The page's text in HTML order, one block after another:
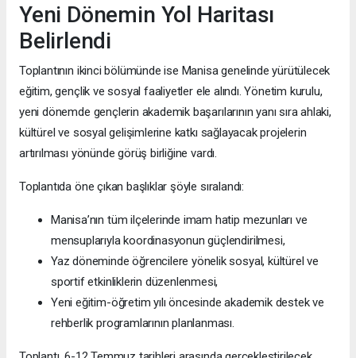
Yeni Dönemin Yol Haritası
Belirlendi
Toplantının ikinci bölümünde ise Manisa genelinde yürütülecek
eğitim, gençlik ve sosyal faaliyetler ele alındı. Yönetim kurulu,
yeni dönemde gençlerin akademik başarılarının yanı sıra ahlaki,
kültürel ve sosyal gelişimlerine katkı sağlayacak projelerin
artırılması yönünde görüş birliğine vardı.
Toplantıda öne çıkan başlıklar şöyle sıralandı:
Manisa’nın tüm ilçelerinde imam hatip mezunları ve
mensuplarıyla koordinasyonun güçlendirilmesi,
Yaz döneminde öğrencilere yönelik sosyal, kültürel ve
sportif etkinliklerin düzenlenmesi,
Yeni eğitim-öğretim yılı öncesinde akademik destek ve
rehberlik programlarının planlanması.